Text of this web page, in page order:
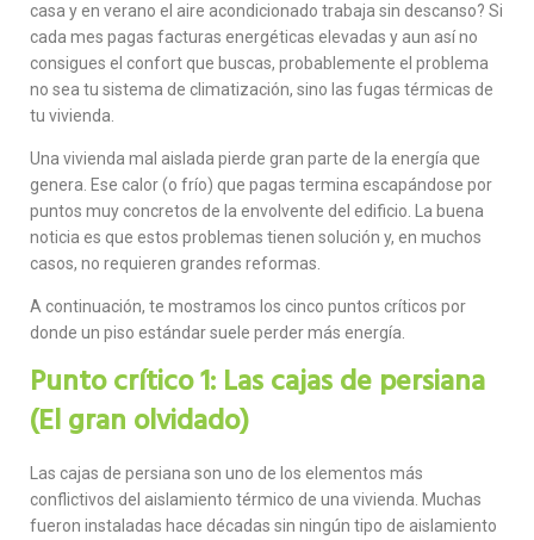
casa y en verano el aire acondicionado trabaja sin descanso? Si
cada mes pagas facturas energéticas elevadas y aun así no
consigues el confort que buscas, probablemente el problema
no sea tu sistema de climatización, sino las fugas térmicas de
tu vivienda.
Una vivienda mal aislada pierde gran parte de la energía que
genera. Ese calor (o frío) que pagas termina escapándose por
puntos muy concretos de la envolvente del edificio. La buena
noticia es que estos problemas tienen solución y, en muchos
casos, no requieren grandes reformas.
A continuación, te mostramos los cinco puntos críticos por
donde un piso estándar suele perder más energía.
Punto crítico 1: Las cajas de persiana
(El gran olvidado)
Las cajas de persiana son uno de los elementos más
conflictivos del aislamiento térmico de una vivienda. Muchas
fueron instaladas hace décadas sin ningún tipo de aislamiento